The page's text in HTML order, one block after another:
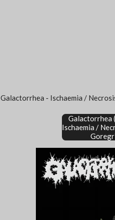
Galactorrhea - Ischaemia​ /
Galactorrhea
Ischaemia​ /